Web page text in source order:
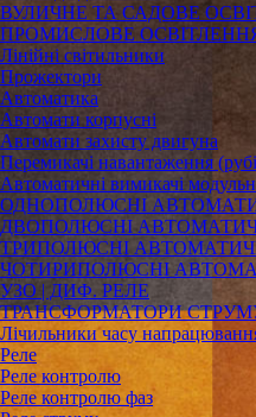
ВУЛИЧНЕ ТА САДОВЕ
ПРОМИСЛОВЕ
Лінійні світильники
Прожектори
Автоматика
Автомати корпусні
Автомати захисту двигуна
Перемикачі навантаження
Автоматичні вимикачі
ОДНОПОЛЮСНІ
ДВОПОЛЮСНІ
ТРИПОЛЮСНІ
ЧОТИРИПОЛЮСНІ
УЗО | ДИФ. РЕЛЕ
ТРАНСФОРМАТОРИ
Лічильники часу
Реле
Реле контролю
Реле контролю фаз